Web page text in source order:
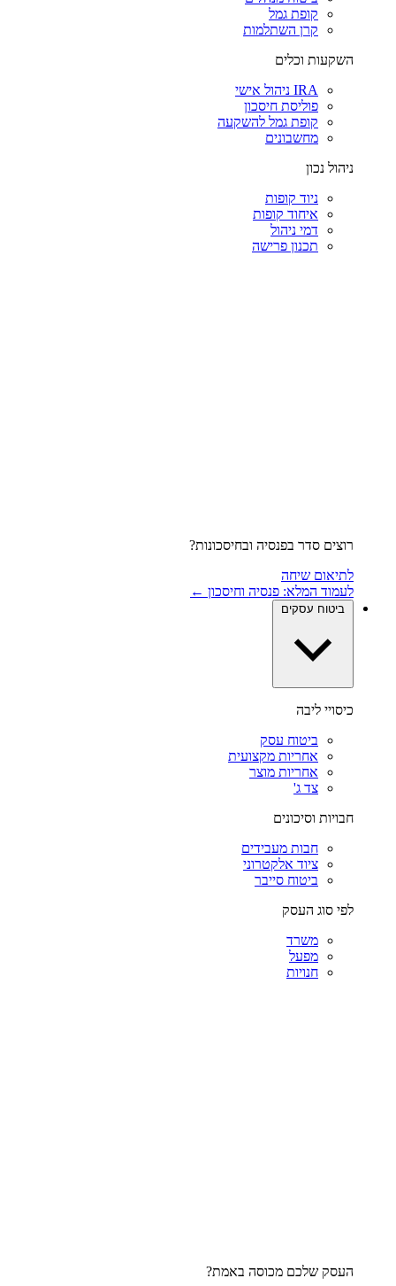
קופת גמל
קרן השתלמות
השקעות וכלים
IRA ניהול אישי
פוליסת חיסכון
קופת גמל להשקעה
מחשבונים
ניהול נכון
ניוד קופות
איחוד קופות
דמי ניהול
תכנון פרישה
רוצים סדר בפנסיה ובחיסכונות?
לתיאום שיחה
לעמוד המלא: פנסיה וחיסכון ←
ביטוח עסקים
כיסויי ליבה
ביטוח עסק
אחריות מקצועית
אחריות מוצר
צד ג'
חבויות וסיכונים
חבות מעבידים
ציוד אלקטרוני
ביטוח סייבר
לפי סוג העסק
משרד
מפעל
חנויות
העסק שלכם מכוסה באמת?